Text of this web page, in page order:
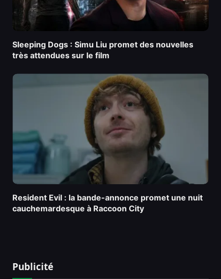
Sleeping Dogs : Simu Liu promet des nouvelles
très attendues sur le film
Resident Evil : la bande-annonce promet une nuit
cauchemardesque à Raccoon City
Publicité